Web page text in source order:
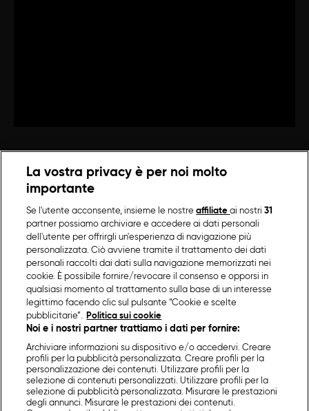
La vostra privacy è per noi molto
importante
Se l'utente acconsente, insieme le nostreaffiliateai nostri31
partner possiamo archiviare e accedere ai dati personali
dell'utente per offrirgli un'esperienza di navigazione più
personalizzata. Ciò avviene tramite il trattamento dei dati
personali raccolti dai dati sulla navigazione memorizzati nei
cookie. È possibile fornire/revocare il consenso e opporsi in
qualsiasi momento al trattamento sulla base di un interesse
legittimo facendo clic sul pulsante “Cookie e scelte
pubblicitarie”.
Politica sui cookie
Noi e i nostri partner trattiamo i dati per fornire:
Archiviare informazioni su dispositivo e/o accedervi. Creare
profili per la pubblicità personalizzata. Creare profili per la
personalizzazione dei contenuti. Utilizzare profili per la
selezione di contenuti personalizzati. Utilizzare profili per la
selezione di pubblicità personalizzata. Misurare le prestazioni
degli annunci. Misurare le prestazioni dei contenuti.